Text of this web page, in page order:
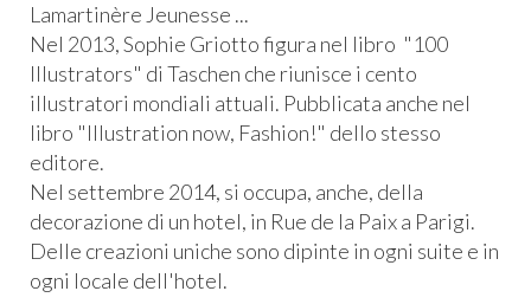
Lamartinère Jeunesse ...
Nel 2013, Sophie Griotto figura nel libro "100
Illustrators" di Taschen che riunisce i cento
illustratori mondiali attuali. Pubblicata anche nel
libro "Illustration now, Fashion!" dello stesso
editore.
Nel settembre 2014, si occupa, anche, della
decorazione di un hotel, in Rue de la Paix a Parigi.
Delle creazioni uniche sono dipinte in ogni suite e in
ogni locale dell'hotel.